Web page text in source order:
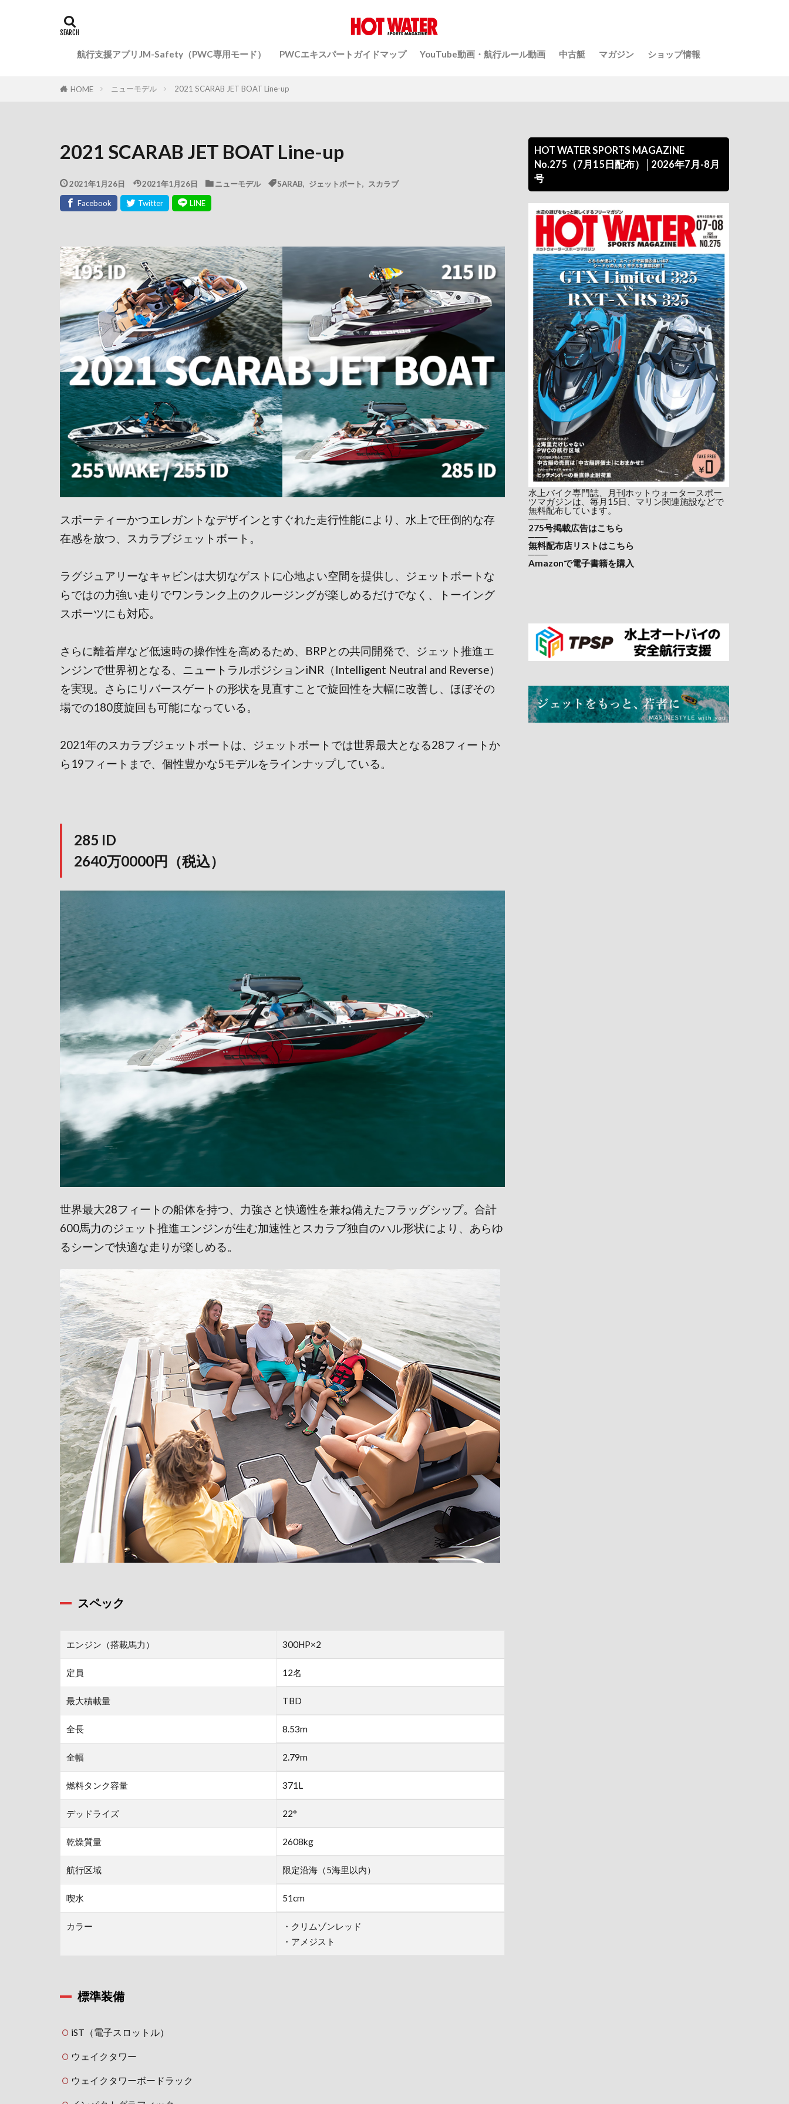
航行支援アプリJM-Safety（PWC専用モード） PWCエキスパートガイドマップ YouTube動画・航行ルール動画 中古艇 マガジン ショップ情報
HOME ニューモデル 2021 SCARAB JET BOAT Line-up
2021 SCARAB JET BOAT Line-up
2021年1月26日 2021年1月26日 ニューモデル SARAB ジェットボート スカラブ
スポーティーかつエレガントなデザインとすぐれた走行性能により、水上で圧倒的な存
在感を放つ、スカラブジェットボート。
ラグジュアリーなキャビンは大切なゲストに心地よい空間を提供し、ジェットボートな
らではの力強い走りでワンランク上のクルージングが楽しめるだけでなく、トーイング
スポーツにも対応。
さらに離着岸など低速時の操作性を高めるため、BRPとの共同開発で、ジェット推進エ
ンジンで世界初となる、ニュートラルポジションiNR（Intelligent Neutral and Reverse）
を実現。さらにリバースゲートの形状を見直すことで旋回性を大幅に改善し、ほぼその
場での180度旋回も可能になっている。
2021年のスカラブジェットボートは、ジェットボートでは世界最大となる28フィートか
ら19フィートまで、個性豊かな5モデルをラインナップしている。
285 ID
2640万0000円（税込）
世界最大28フィートの船体を持つ、力強さと快適性を兼ね備えたフラッグシップ。合計
600馬力のジェット推進エンジンが生む加速性とスカラブ独自のハル形状により、あらゆ
るシーンで快適な走りが楽しめる。
スペック
エンジン（搭載馬力） 300HP×2
定員 12名
最大積載量 TBD
全長 8.53m
全幅 2.79m
燃料タンク容量 371L
デッドライズ 22°
乾燥質量 2608kg
航行区域 限定沿海（5海里以内）
喫水 51cm
カラー
・クリムゾンレッド
・アメジスト
標準装備
iST（電子スロットル）
ウェイクタワー
ウェイクタワーボードラック
HOT WATER SPORTS MAGAZINE
No.275（7月15日配布）│2026年7月-8月
号
水上バイク専門誌、月刊ホットウォータースポー
ツマガジンは、毎月15日、マリン関連施設などで
無料配布しています。
───
275号掲載広告はこちら
───
無料配布店リストはこちら
───
Amazonで電子書籍を購入